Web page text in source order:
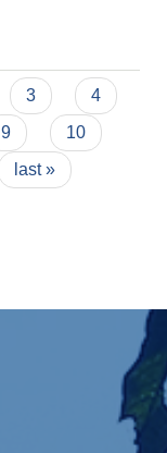
3
4
9
10
last »